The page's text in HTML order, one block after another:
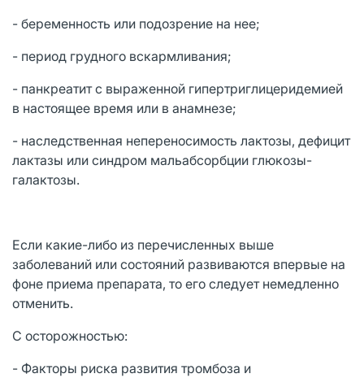
- беременность или подозрение на нее;
- период грудного вскармливания;
- панкреатит с выраженной гипертриглицеридемией
в настоящее время или в анамнезе;
- наследственная непереносимость лактозы, дефицит
лактазы или синдром мальабсорбции глюкозы-
галактозы.
Если какие-либо из перечисленных выше
заболеваний или состояний развиваются впервые на
фоне приема препарата, то его следует немедленно
отменить.
С осторожностью:
- Факторы риска развития тромбоза и